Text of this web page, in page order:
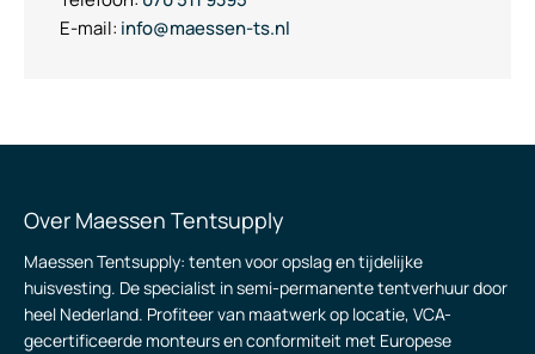
E-mail: info@maessen-ts.nl
Over Maessen Tentsupply
Maessen Tentsupply: tenten voor opslag en tijdelijke
huisvesting. De specialist in semi-permanente tentverhuur door
heel Nederland. Profiteer van maatwerk op locatie, VCA-
gecertificeerde monteurs en conformiteit met Europese